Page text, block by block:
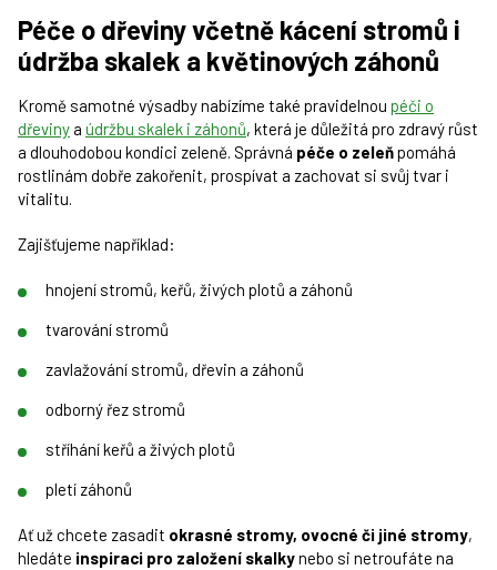
Péče o dřeviny včetně kácení stromů i
údržba skalek a květinových záhonů
Kromě samotné výsadby nabízíme také pravidelnou péči o
dřeviny a údržbu skalek i záhonů, která je důležitá pro zdravý růst
a dlouhodobou kondici zeleně. Správná péče o zeleňpomáhá
rostlinám dobře zakořenit, prospívat a zachovat si svůj tvar i
vitalitu.
Zajišťujeme například:
hnojení stromů, keřů, živých plotů a záhonů
tvarování stromů
zavlažování stromů, dřevin a záhonů
odborný řez stromů
stříhání keřů a živých plotů
pletí záhonů
Ať už chcete zasadit okrasné stromy, ovocné či jiné stromy,
hledáte inspiraci pro založení skalkynebo si netroufáte na